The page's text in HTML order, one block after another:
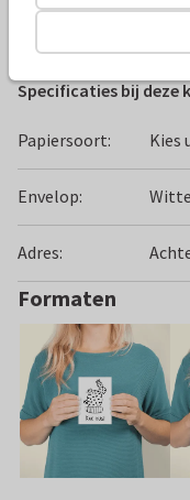
Specificaties bij deze
Papiersoort: Kies
Envelop:
Adres:
Formaten